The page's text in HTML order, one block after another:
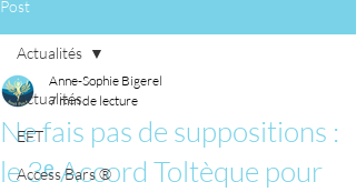
Post
Actualités
EFT
Access Bars ®
Actualités
Ne fais pas de suppositions :
le 3ᵉ Accord Toltèque pour
Anne-Sophie Bigerel
7 min de lecture